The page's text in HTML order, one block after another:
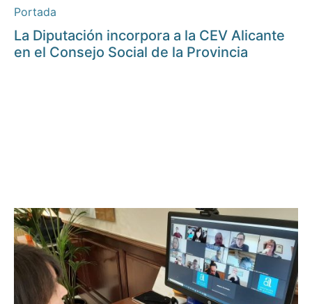
Portada
La Diputación incorpora a la CEV Alicante
en el Consejo Social de la Provincia